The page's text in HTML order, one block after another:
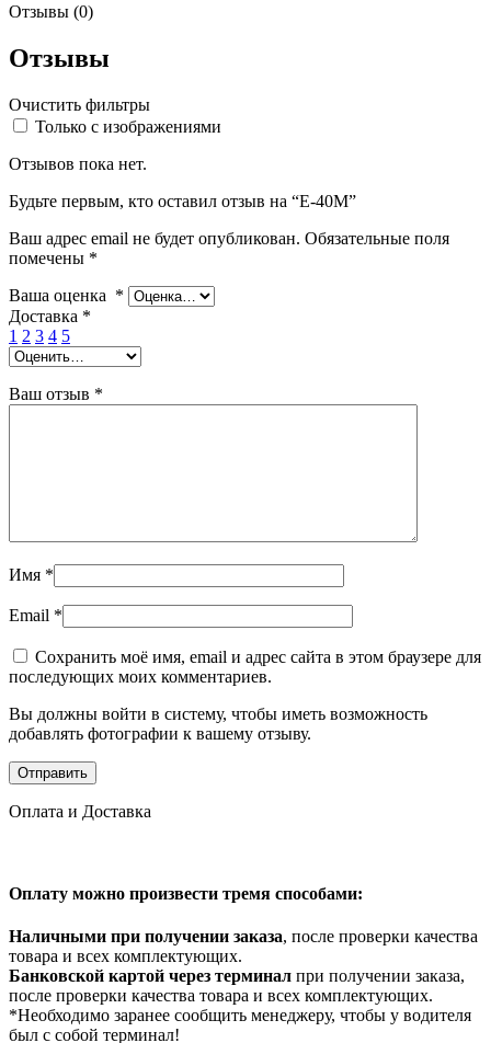
Отзывы (0)
Отзывы
Очистить фильтры
Только с изображениями
Отзывов пока нет.
Будьте первым, кто оставил отзыв на “Е-40М”
Ваш адрес email не будет опубликован. Обязательные поля
помечены *
Ваша оценка *
Доставка *
1 2 3 4 5
Ваш отзыв *
Имя *
Email *
Сохранить моё имя, email и адрес сайта в этом браузере для
последующих моих комментариев.
Вы должны войти в систему, чтобы иметь возможность
добавлять фотографии к вашему отзыву.
Оплата и Доставка
Оплату можно произвести тремя способами:
Наличными при получении заказа, после проверки качества
товара и всех комплектующих.
Банковской картой через терминал при получении заказа,
после проверки качества товара и всех комплектующих.
*Необходимо заранее сообщить менеджеру, чтобы у водителя
был с собой терминал!